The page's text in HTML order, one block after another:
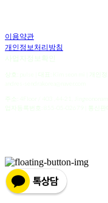
이용약관
개인정보처리방침
사업자정보확인
상호: pulse | 대표: Kim seon mi | 개인
주소: 4Floor / 403 ,44-21,
업자등록번호:
| 통신판